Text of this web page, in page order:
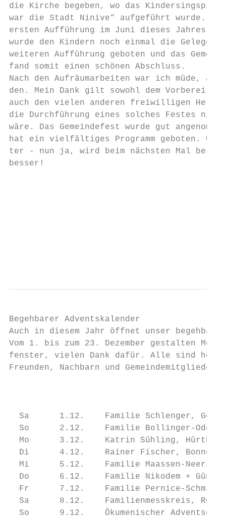
die Kirche begeben, wo das
war die Stadt Ninive“ aufgeführt wurde.
ersten Aufführung im Juni dieses Jahres so
wurde den Kindern noch einmal die
weiteren Aufführung geboten und das
fand somit einen schönen Abschluss.
Nach den Aufräumarbeiten war ich müde,
den. Mein Dank gilt sowohl dem
auch den vielen anderen freiwilligen
die Durchführung eines solches Festes
wäre. Das Gemeindefest wurde gut
hat ein vielfältiges Programm geboten. Und
ter - nun ja, wird beim nächsten Mal
besser!
Begehbarer Adventskalender
Auch in diesem Jahr öffnet unser
Vom 1. bis zum 23. Dezember gestalten
fenster, vielen Dank dafür. Alle sind
Freunden, Nachbarn und
Sa      1.12.    Familie Schlenger,
So      2.12.    Familie Bollinger-
Mo      3.12.    Katrin Sühling, Hürther
Di      4.12.    Rainer Fischer, Bonner
Mi      5.12.    Familie Maassen-
Do      6.12.    Familie Nikodem +
Fr      7.12.    Familie Pernice-
Sa      8.12.    Familienmesskreis, Rosa
So      9.12.    Ökumenischer